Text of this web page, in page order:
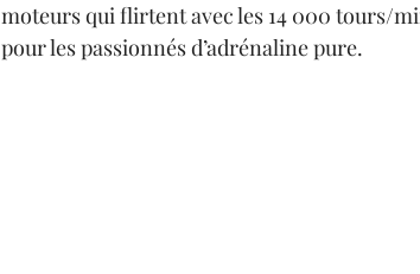
moteurs qui flirtent avec les 14 000 tours/
pour les passionnés d’adrénaline pure.